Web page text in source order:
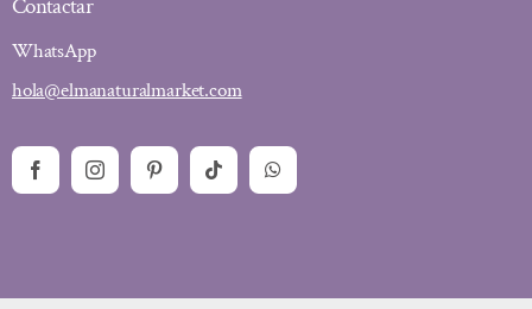
Contactar
WhatsApp
hola@elmanaturalmarket.com